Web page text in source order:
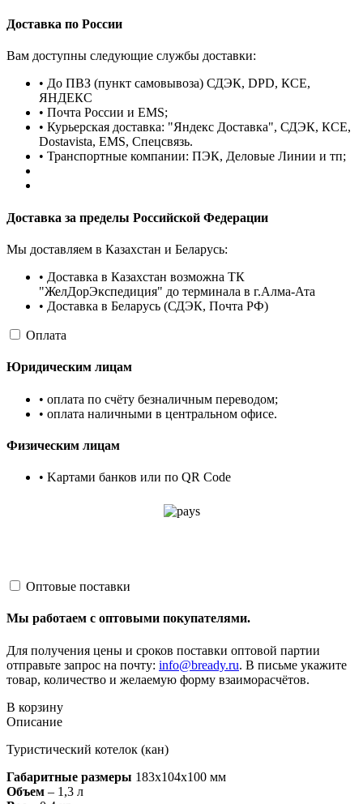
Доставка по России
Вам доступны следующие службы доставки:
• До ПВЗ (пункт самовывоза) СДЭК, DPD, КСЕ,
ЯНДЕКС
• Почта России и EMS;
• Курьерская доставка: "Яндекс Доставка", СДЭК, КСЕ,
Dostavista, EMS, Спецсвязь.
• Транспортные компании: ПЭК, Деловые Линии и тп;
Доставка за пределы Российской Федерации
Мы доставляем в Казахстан и Беларусь:
• Доставка в Казахстан возможна ТК
"ЖелДорЭкспедиция" до терминала в г.Алма-Ата
• Доставка в Беларусь (СДЭК, Почта РФ)
Оплата
Юридическим лицам
• оплата по счёту безналичным переводом;
• оплата наличными в центральном офисе.
Физическим лицам
• Kартами банков или по QR Code
Оптовые поставки
Мы работаем с оптовыми покупателями.
Для получения цены и сроков поставки оптовой партии
отправьте запрос на почту: info@bready.ru. В письме укажите
товар, количество и желаемую форму взаиморасчётов.
В корзину
Описание
Туристический котелок (кан)
Габаритные размеры 183х104х100 мм
Объем – 1,3 л